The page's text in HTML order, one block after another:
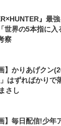
』最
世界の5本指に入
察
】かりあげクン
はずればかりで
さし
】毎日配信!少年